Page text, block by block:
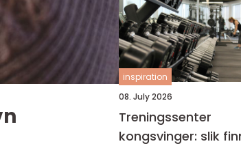
inspiration
08. July 2026
Treningssenter
kongsvinger: slik